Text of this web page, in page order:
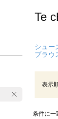
Te
シュー
ブラウ
表示
条件に一